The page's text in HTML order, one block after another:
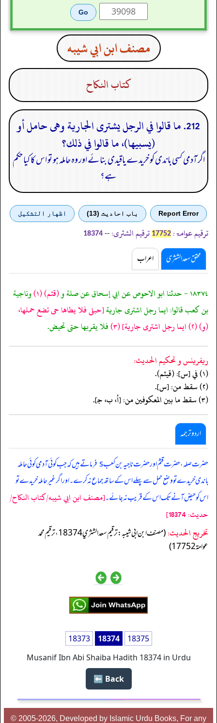
مصنف ابن ابي شيبه
كتاب النكاح
212. ما قالوا في الرجل يشترى الجارية وهى حامل أو
(يسبيها)، ما قالوا في ذلك؟
اگر آدمی کسی باندی کو خریدے یاقیدی بنائے اور وہ حاملہ ہو تو اس کا کیا حکم
ہے؟
Report Error باب احادیث (13) اظهار التشكيل
ترقیم عوامۃ: 17752 ترقیم الشثری: --
18374
محقق سعد الشثری اعراب
١٨٣٧٤ - حدثنا ابو الاحوص عن ابي إسحاق عن صلة و (قثم)(١) وناجية
بن كعب قالوا: ايما رجل اشترى جارية[حبلى فلا يطاها حى تضع حملها،
(و)(٢) ايما رجل اشترى جارية](٣) فلا يقربها حتى تحيض.
ريفرينس و تحكيم الحدیث:
(١) في [س]: (قيثم).
(٢) سقط من: [س].
(٣) سقط ما بين المعكوفين من: [أ، ب، جـ].
اردو ترجمہ
حضرت صلہ، حضرت قثم اور حضرت ناجیہ بن کعب s فرماتے ہیں کہ جب کوئی آدمی کوئی حاملہ
باندی خریدے تو وضع حمل سے پہلے اس کے ساتھ جماع نہ کرے۔ اور اگر غیر حاملہ خریدے تو
اس کو حیض آنے تک اس کے قریب نہ جائے۔[مصنف ابن ابي شيبه/كتاب النكاح/
حدیث: 18374]
تخریج الحدیث:
(مصنف ابن ابي شيبه: ترقيم سعد الشثري 18374، ترقيم محمد
عوامة 17752)
18373 18374
18375
Musanif Ibn Abi Shaiba Hadith 18374 in Urdu
Back ⬅️
© 2005-2026, Developed by Islamic Urdu Books, For any